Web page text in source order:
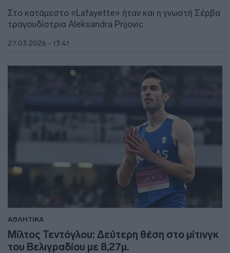
Στο κατάμεστο «Lafayette» ήταν και η γνωστή Σέρβα
τραγουδίστρια Aleksandra Prijovic
27.03.2026 - 13:41
ΑΘΛΗΤΙΚΑ
Μίλτος Τεντόγλου: Δεύτερη θέση στο μίτινγκ
του Βελιγραδίου με 8,27μ.